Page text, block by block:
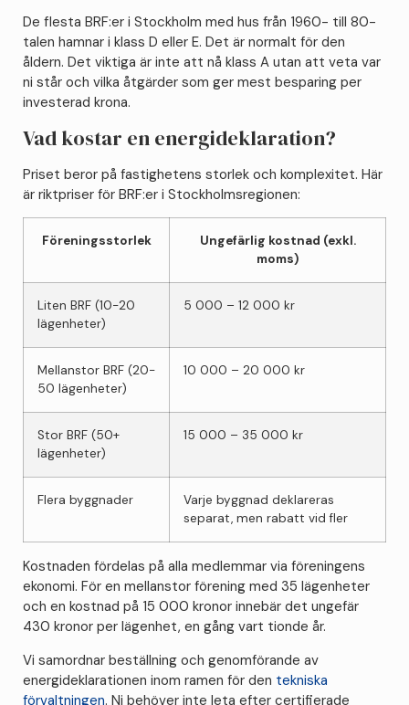
De flesta BRF:er i Stockholm med hus från 1960- till 80-
talen hamnar i klass D eller E. Det är normalt för den
åldern. Det viktiga är inte att nå klass A utan att veta var
ni står och vilka åtgärder som ger mest besparing per
investerad krona.
Vad kostar en energideklaration?
Priset beror på fastighetens storlek och komplexitet. Här
är riktpriser för BRF:er i Stockholmsregionen:
Föreningsstorlek
Ungefärlig kostnad (exkl.
moms)
Liten BRF (10-20
lägenheter)
5 000 – 12 000 kr
Mellanstor BRF (20-
50 lägenheter)
10 000 – 20 000 kr
Stor BRF (50+
lägenheter)
15 000 – 35 000 kr
Flera byggnader
Varje byggnad deklareras
separat, men rabatt vid fler
Kostnaden fördelas på alla medlemmar via föreningens
ekonomi. För en mellanstor förening med 35 lägenheter
och en kostnad på 15 000 kronor innebär det ungefär
430 kronor per lägenhet, en gång vart tionde år.
Vi samordnar beställning och genomförande av
energideklarationen inom ramen för den tekniska
förvaltningen. Ni behöver inte leta efter certifierade